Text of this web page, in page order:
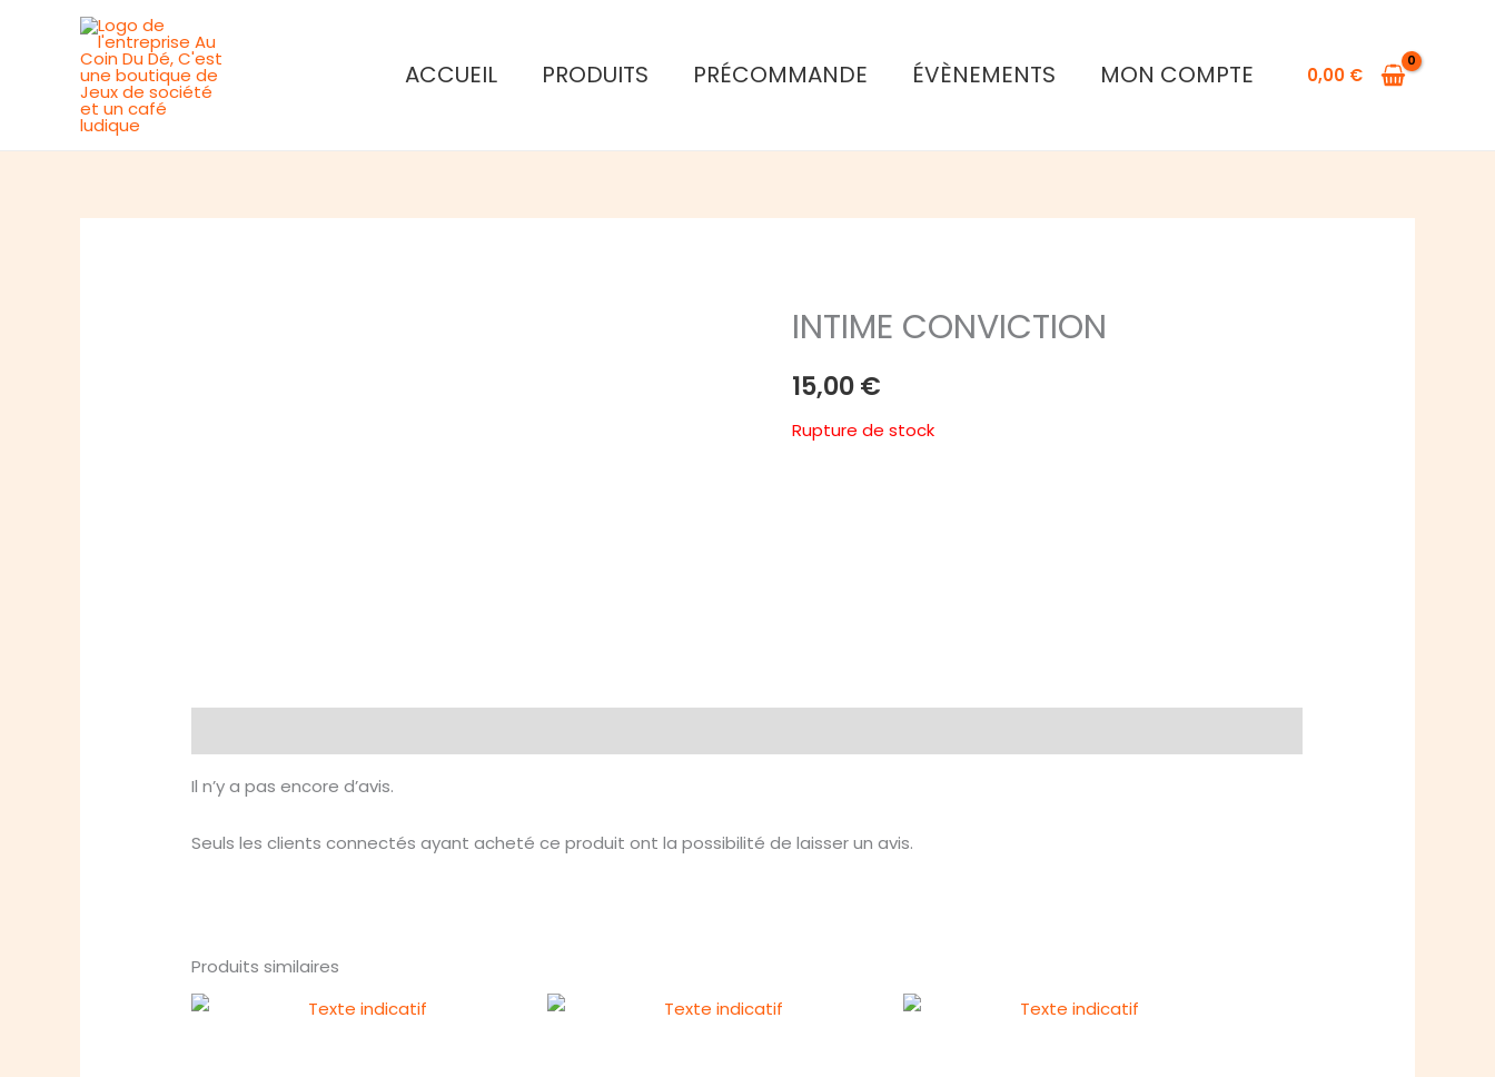
ACCUEIL PRODUITS PRÉCOMMANDE ÉVÈNEMENTS MON COMPTE 0,00 €
INTIME CONVICTION
15,00€
Rupture de stock
Il n’y a pas encore d’avis.
Seuls les clients connectés ayant acheté ce produit ont la possibilité de laisser un avis.
Produits similaires